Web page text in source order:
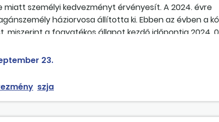
személyi kedvezményt érvényesít. A 2024. évre
háziorvosa állította ki. Ebben az évben a
miszerint a fogyatékos állapot kezdő időpontja 2024.
hogy ezt az igazolást a kórház továbbította-e a
23.
szja